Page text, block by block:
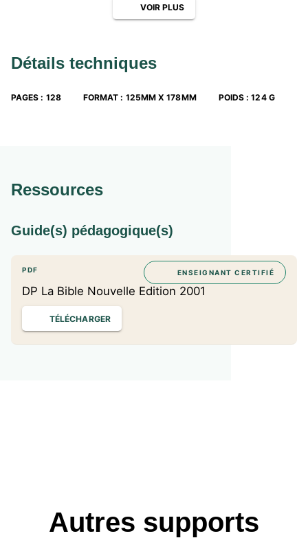
VOIR PLUS
Détails techniques
PAGES : 128 FORMAT : 125MM X 178MM POIDS :124 G
Ressources
Guide(s) pédagogique(s)
PDF
DP La Bible Nouvelle Edition 2001
ENSEIGNANT CERTIFIÉ
TÉLÉCHARGER
Autres supports